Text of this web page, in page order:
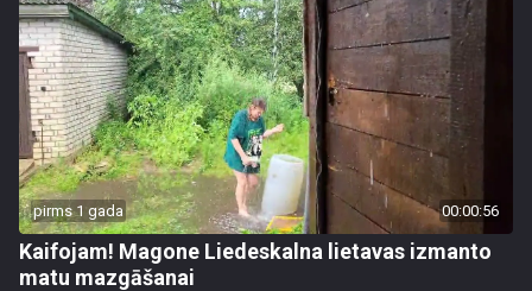
pirms 1 gada 00:00:56
Kaifojam! Magone Liedeskalna lietavas izmanto
matu mazgāšanai